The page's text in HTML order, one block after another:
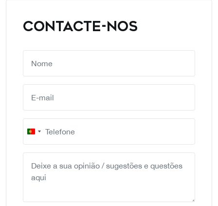
CONTACTE-NOS
Portugal
+351